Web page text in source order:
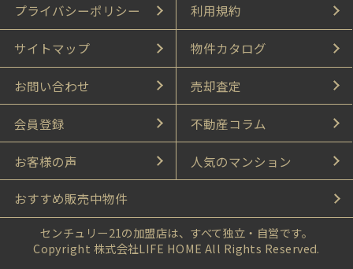
プライバシーポリシー 利用規約
サイトマップ 物件カタログ
お問い合わせ 売却査定
会員登録 不動産コラム
お客様の声 人気のマンション
おすすめ販売中物件
センチュリー21の加盟店は、すべて独立・自営です。
Copyright 株式会社LIFE HOME All Rights Reserved.